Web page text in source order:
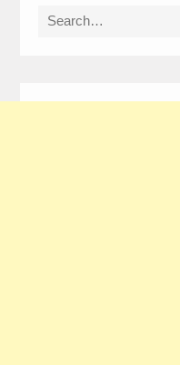
Search